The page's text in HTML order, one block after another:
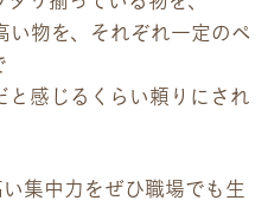
い物を、それぞれ一定のペ
と感じるくらい頼りにされ
集中力をぜひ職場でも生